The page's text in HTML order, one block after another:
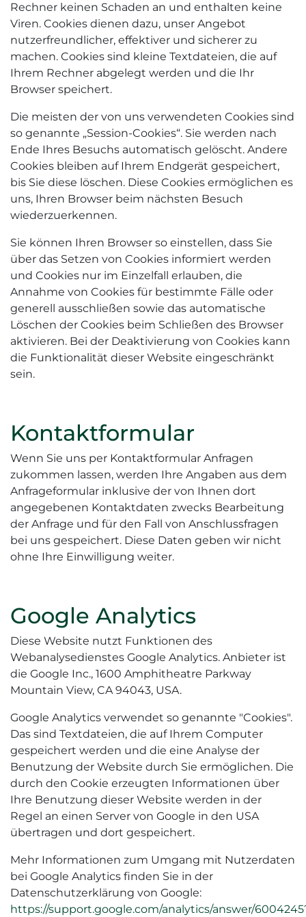
Rechner keinen Schaden an und enthalten keine
Viren. Cookies dienen dazu, unser Angebot
nutzerfreundlicher, effektiver und sicherer zu
machen. Cookies sind kleine Textdateien, die auf
Ihrem Rechner abgelegt werden und die Ihr
Browser speichert.
Die meisten der von uns verwendeten Cookies sind
so genannte „Session-Cookies“. Sie werden nach
Ende Ihres Besuchs automatisch gelöscht. Andere
Cookies bleiben auf Ihrem Endgerät gespeichert,
bis Sie diese löschen. Diese Cookies ermöglichen es
uns, Ihren Browser beim nächsten Besuch
wiederzuerkennen.
Sie können Ihren Browser so einstellen, dass Sie
über das Setzen von Cookies informiert werden
und Cookies nur im Einzelfall erlauben, die
Annahme von Cookies für bestimmte Fälle oder
generell ausschließen sowie das automatische
Löschen der Cookies beim Schließen des Browser
aktivieren. Bei der Deaktivierung von Cookies kann
die Funktionalität dieser Website eingeschränkt
sein.
Kontaktformular
Wenn Sie uns per Kontaktformular Anfragen
zukommen lassen, werden Ihre Angaben aus dem
Anfrageformular inklusive der von Ihnen dort
angegebenen Kontaktdaten zwecks Bearbeitung
der Anfrage und für den Fall von Anschlussfragen
bei uns gespeichert. Diese Daten geben wir nicht
ohne Ihre Einwilligung weiter.
Google Analytics
Diese Website nutzt Funktionen des
Webanalysedienstes Google Analytics. Anbieter ist
die Google Inc., 1600 Amphitheatre Parkway
Mountain View, CA 94043, USA.
Google Analytics verwendet so genannte "Cookies".
Das sind Textdateien, die auf Ihrem Computer
gespeichert werden und die eine Analyse der
Benutzung der Website durch Sie ermöglichen. Die
durch den Cookie erzeugten Informationen über
Ihre Benutzung dieser Website werden in der
Regel an einen Server von Google in den USA
übertragen und dort gespeichert.
Mehr Informationen zum Umgang mit Nutzerdaten
bei Google Analytics finden Sie in der
Datenschutzerklärung von Google:
https://support.google.com/analytics/answer/